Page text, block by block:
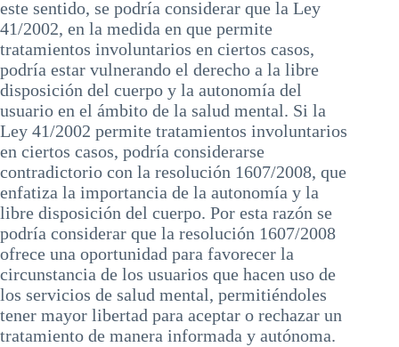
este sentido, se podría considerar que la Ley
41/2002, en la medida en que permite
tratamientos involuntarios en ciertos casos,
podría estar vulnerando el derecho a la libre
disposición del cuerpo y la autonomía del
usuario en el ámbito de la salud mental. Si la
Ley 41/2002 permite tratamientos involuntarios
en ciertos casos, podría considerarse
contradictorio con la resolución 1607/2008, que
enfatiza la importancia de la autonomía y la
libre disposición del cuerpo. Por esta razón se
podría considerar que la resolución 1607/2008
ofrece una oportunidad para favorecer la
circunstancia de los usuarios que hacen uso de
los servicios de salud mental, permitiéndoles
tener mayor libertad para aceptar o rechazar un
tratamiento de manera informada y autónoma.